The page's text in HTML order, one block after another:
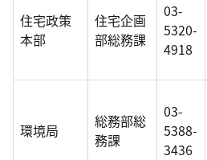
住宅政策
本部
住宅企画
部総務課
03-
5320-
4918
環境局
総務部総
務課
03-
5388-
3436